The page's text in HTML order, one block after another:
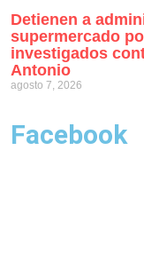
Detienen a
supermercado
investigados
Antonio
agosto 7, 2026
Facebook